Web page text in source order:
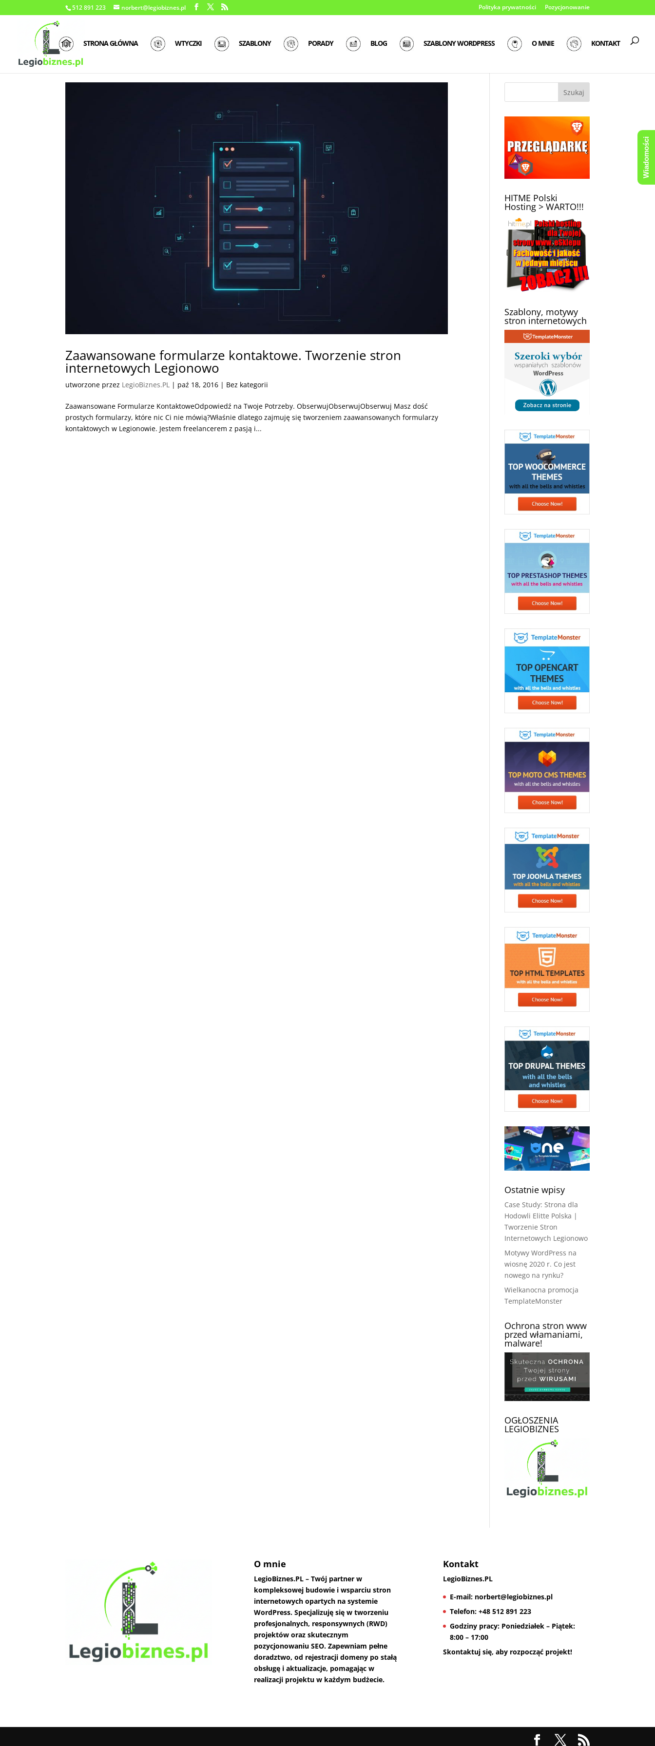
512 891 223 norbert@legiobiznes.pl Polityka prywatności Pozycjonowanie
STRONA GŁÓWNA WTYCZKI SZABLONY PORADY BLOG SZABLONY WORDPRESS O MNIE KONTAKT
Zaawansowane formularze kontaktowe. Tworzenie stron
internetowych Legionowo
utworzone przez LegioBiznes.PL | paź 18, 2016 | Bez kategorii
Zaawansowane Formularze KontaktoweOdpowiedź na Twoje Potrzeby. ObserwujObserwujObserwuj Masz dość
prostych formularzy, które nic Ci nie mówią?Właśnie dlatego zajmuję się tworzeniem zaawansowanych formularzy
kontaktowych w Legionowie. Jestem freelancerem z pasją i...
HITME Polski
Hosting > WARTO!!!
Szablony, motywy
stron internetowych
Ostatnie wpisy
Case Study: Strona dla
Hodowli Elitte Polska |
Tworzenie Stron
Internetowych Legionowo
Motywy WordPress na
wiosnę 2020 r. Co jest
nowego na rynku?
Wielkanocna promocja
TemplateMonster
Ochrona stron www
przed włamaniami,
malware!
OGŁOSZENIA
LEGIOBIZNES
O mnie
LegioBiznes.PL – Twój partner w
kompleksowej budowie i wsparciu stron
internetowych opartych na systemie
WordPress. Specjalizuję się w tworzeniu
profesjonalnych, responsywnych (RWD)
projektów oraz skutecznym
pozycjonowaniu SEO. Zapewniam pełne
doradztwo, od rejestracji domeny po stałą
obsługę i aktualizacje, pomagając w
realizacji projektu w każdym budżecie.
Kontakt
LegioBiznes.PL
E-mail:norbert@legiobiznes.pl
Telefon:+48 512 891 223
Godziny pracy:Poniedziałek – Piątek:
8:00 – 17:00
Skontaktuj się, aby rozpocząć projekt!
Wiadomości